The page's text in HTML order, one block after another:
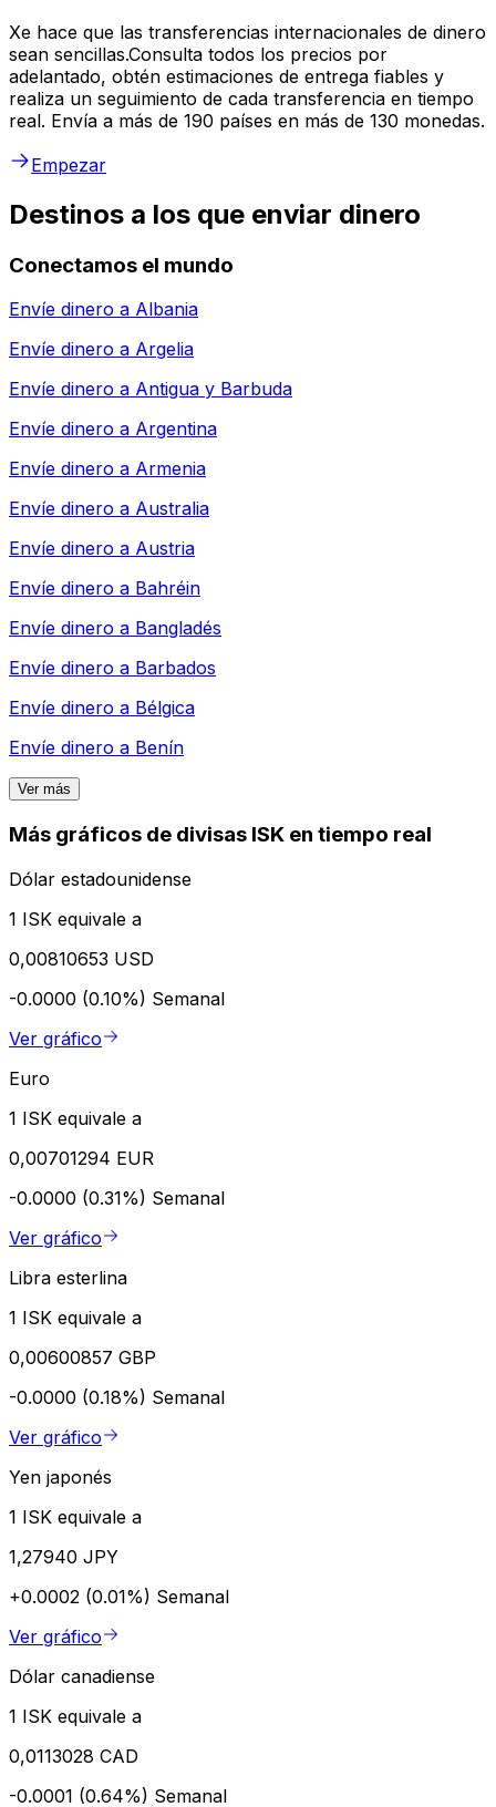
Xe hace que las transferencias internacionales de dinero
sean sencillas.Consulta todos los precios por
adelantado, obtén estimaciones de entrega fiables y
realiza un seguimiento de cada transferencia en tiempo
real. Envía a más de 190 países en más de 130 monedas.
Empezar
Destinos a los que enviar dinero
Conectamos el mundo
Envíe dinero a Albania
Envíe dinero a Argelia
Envíe dinero a Antigua y Barbuda
Envíe dinero a Argentina
Envíe dinero a Armenia
Envíe dinero a Australia
Envíe dinero a Austria
Envíe dinero a Bahréin
Envíe dinero a Bangladés
Envíe dinero a Barbados
Envíe dinero a Bélgica
Envíe dinero a Benín
Ver más
Más gráficos de divisas ISK en tiempo real
Dólar estadounidense
1 ISK equivale a
0,00810653 USD
-0.0000 (0.10%) Semanal
Ver gráfico
Euro
1 ISK equivale a
0,00701294 EUR
-0.0000 (0.31%) Semanal
Ver gráfico
Libra esterlina
1 ISK equivale a
0,00600857 GBP
-0.0000 (0.18%) Semanal
Ver gráfico
Yen japonés
1 ISK equivale a
1,27940 JPY
+0.0002 (0.01%) Semanal
Ver gráfico
Dólar canadiense
1 ISK equivale a
0,0113028 CAD
-0.0001 (0.64%) Semanal